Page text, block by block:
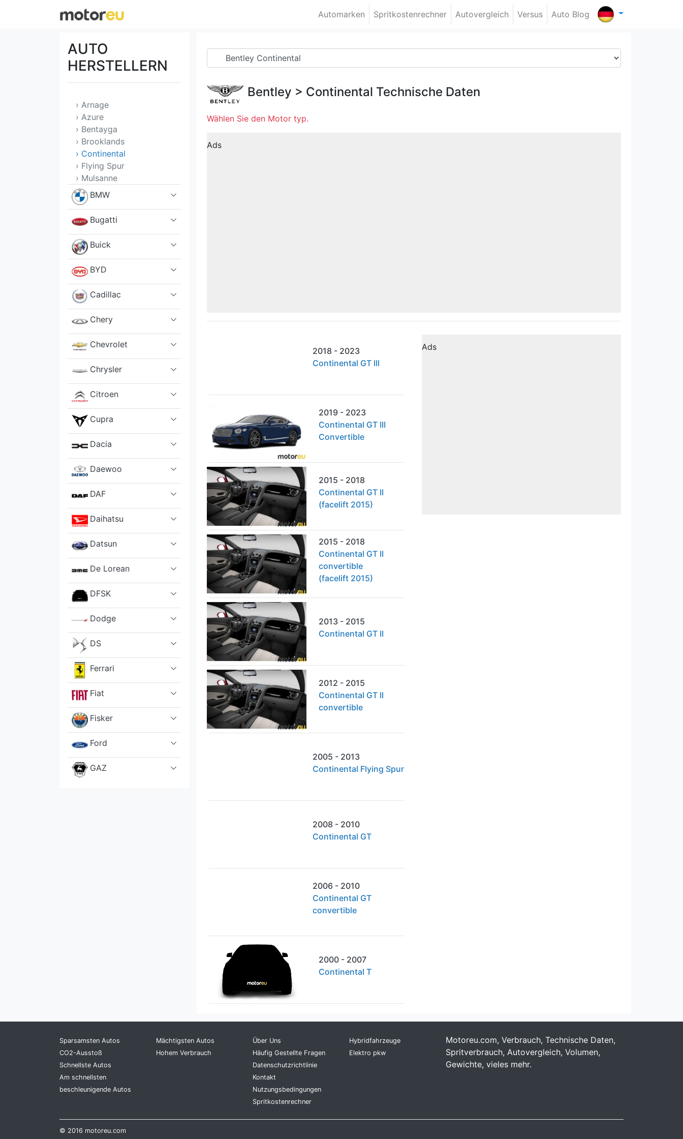
Automarken Spritkostenrechner Autovergleich Versus Auto Blog
AUTO
HERSTELLERN
Alfa Romeo
Audi
Bentley
› Arnage
› Azure
› Bentayga
› Brooklands
› Continental
› Flying Spur
› Mulsanne
BMW
Bugatti
Buick
BYD
Cadillac
Chery
Chevrolet
Chrysler
Citroen
Cupra
Dacia
Daewoo
DAF
Daihatsu
Datsun
De Lorean
DFSK
Dodge
DS
Ferrari
Fiat
Fisker
Ford
GAZ
Iveco
Jaguar
Jeep
Kia
Bentley > Continental Technische Daten
Wählen Sie den Motor typ.
Ads
2018 - 2023
Continental GT III
2019 - 2023
Continental GT III
Convertible
2015 - 2018
Continental GT II
(facelift 2015)
2015 - 2018
Continental GT II
convertible
(facelift 2015)
2013 - 2015
Continental GT II
2012 - 2015
Continental GT II
convertible
2005 - 2013
Continental Flying Spur
2008 - 2010
Continental GT
2006 - 2010
Continental GT
convertible
2000 - 2007
Continental T
Ads
Sparsamsten Autos
CO2-Ausstoß
Schnellste Autos
Am schnellsten
beschleunigende Autos
Mächtigsten Autos
Hohem Verbrauch
Über Uns
Häufig Gestellte Fragen
Datenschutzrichtlinie
Kontakt
Nutzungsbedingungen
Spritkostenrechner
Hybridfahrzeuge
Elektro pkw
Motoreu.com, Verbrauch, Technische Daten,
Spritverbrauch, Autovergleich, Volumen,
Gewichte, vieles mehr.
© 2016 motoreu.com